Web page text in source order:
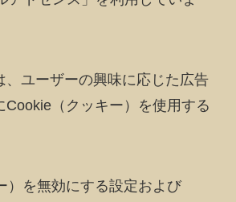
、ユーザーの興味に応じた広告
Cookie（クッキー）を使用する
）を無効にする設定および